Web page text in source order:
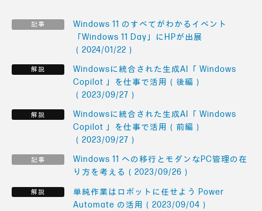
Windows 11 のすべてがわかるイベント
「Windows 11 Day」にHPが出展
（2024/01/22）
Windowsに統合された生成AI「 Windows
Copilot 」を仕事で活用（後編）
（2023/09/27）
Windowsに統合された生成AI「 Windows
Copilot 」を仕事で活用（前編）
（2023/09/27）
Windows 11 への移行とモダンなPC管理の在
り方を考える（2023/09/26）
単純作業はロボットに任せよう Power
Automate の活用（2023/09/04）